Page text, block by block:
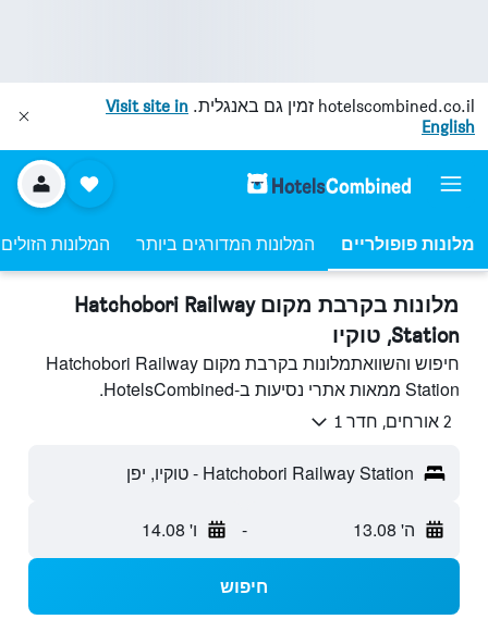
hotelscombined.co.il זמין גם באנגלית. Visit site in
English
מלונות פופולריים המלונות המדורגים ביותר המלונות
מלונות בקרבת מקום Hatchobori Railway
Station, טוקיו
חיפוש והשוואתמלונות בקרבת מקום Hatchobori Railway
Station ממאות אתרי נסיעות ב-HotelsCombined.
2 אורחים, חדר 1
Hatchobori Railway Station - טוקיו, יפן
ה' 13.08 - ו' 14.08
חיפוש